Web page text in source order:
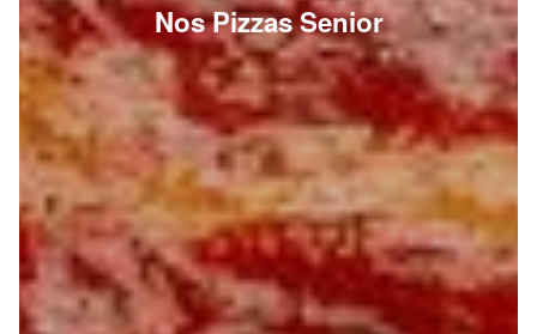
Nos Pizzas Senior